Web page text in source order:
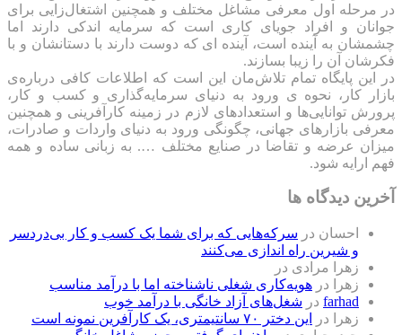
در مرحله اول معرفی مشاغل مختلف و همچنین اشتغال‌زایی برای
جوانان و افراد جویای کاری است که سرمایه اندکی دارند اما
چشمشان به آینده است، آینده ای که دوست دارند با دستانشان و با
فکرشان آن را زیبا بسازند.
در این پایگاه تمام تلاش‌مان این است که ‌اطلاعات کافی درباره‌ی
بازار کار، نحوه ی ورود به دنیای سرمایه‌گذاری و کسب و کار،
پرورش توانایی‌ها و استعدادهای لازم در زمینه کارآفرینی و همچنین
معرفی بازارهای جهانی، چگونگی ورود به دنیای واردات و صادرات،
میزان عرضه و تقاضا در صنایع مختلف …. به زبانی ساده و همه
فهم ارایه شود.
آخرین دیدگاه ها
احسان در سرکه‌هایی که برای شما یک کسب و کار بی‌دردسر
و شیرین راه اندازی می‌کنند
زهرا مرادی در
زهرا
در هویه‌کاری شغلی ناشناخته اما با درآمد مناسب
farhad در شغل‌های آزاد خانگی با درآمد خوب
زهرا
در
این دختر ۷۰ سانتیمتری، یک کارآفرین نمونه است